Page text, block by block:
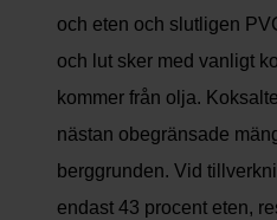
och eten och slutligen
och lut sker med vanligt
kommer från olja.
nästan obegränsade
berggrunden. Vid
endast 43 procent eten,